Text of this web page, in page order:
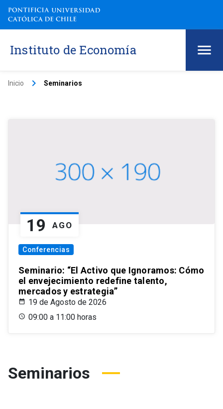
Instituto de Economía
Inicio keyboard_arrow_right Seminarios
19 AGO
Conferencias
Seminario: “El Activo que Ignoramos: Cómo
el envejecimiento redefine talento,
mercados y estrategia”
19 de Agosto de 2026
09:00 a 11:00 horas
Seminarios